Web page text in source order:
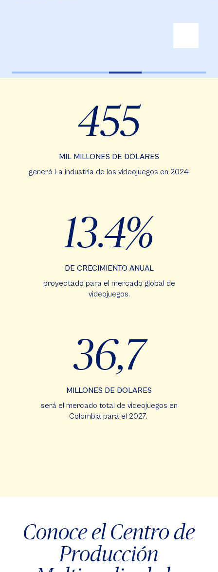
455
MIL MILLONES DE DOLARES
generó La industria de los videojuegos en 2024.
13.4%
DE CRECIMIENTO ANUAL
proyectado para el mercado global de
videojuegos.
36,7
MILLONES DE DOLARES
será el mercado total de videojuegos en
Colombia para el 2027.
Conoce el Centro de
Producción